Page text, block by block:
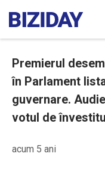
Premierul
în Parlament
guvernare.
votul de
acum 5 ani